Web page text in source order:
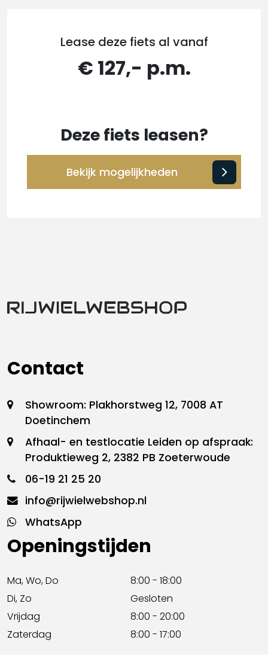
Lease deze fiets al vanaf
€ 127,- p.m.
Deze fiets leasen?
Bekijk mogelijkheden
Contact
Showroom: Plakhorstweg 12, 7008 AT
Doetinchem
Afhaal- en testlocatie Leiden op afspraak:
Produktieweg 2, 2382 PB Zoeterwoude
06-19 21 25 20
info@rijwielwebshop.nl
WhatsApp
Openingstijden
Ma, Wo, Do
8:00 - 18:00
Di, Zo
Gesloten
Vrijdag
8:00 - 20:00
Zaterdag
8:00 - 17:00